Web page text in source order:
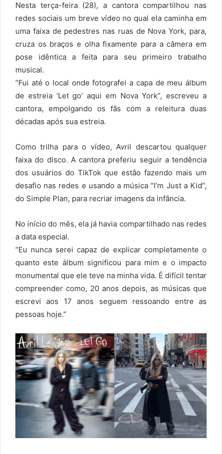
Nesta terça-feira (28), a cantora compartilhou nas
redes sociais um breve vídeo no qual ela caminha em
uma faixa de pedestres nas ruas de Nova York, para,
cruza os braços e olha fixamente para a câmera em
pose idêntica a feita para seu primeiro trabalho
musical.
“Fui até o local onde fotografei a capa de meu álbum
de estreia ‘Let go’ aqui em Nova York”, escreveu a
cantora, empolgando os fãs com a releitura duas
décadas após sua estreia.
Como trilha para o vídeo, Avril descartou qualquer
faixa do disco. A cantora preferiu seguir a tendência
dos usuários do TikTok que estão fazendo mais um
desafio nas redes e usando a música “I’m Just a Kid”,
do Simple Plan, para recriar imagens da infância.
No início do mês, ela já havia compartilhado nas redes
a data especial.
“Eu nunca serei capaz de explicar completamente o
quanto este álbum significou para mim e o impacto
monumental que ele teve na minha vida. É difícil tentar
compreender como, 20 anos depois, as músicas que
escrevi aos 17 anos seguem ressoando entre as
pessoas hoje.”